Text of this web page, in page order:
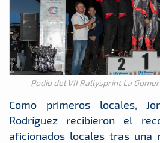
Podio del VII Rallysprint La
Como primeros locales,
Rodríguez recibieron el
aficionados locales tras una